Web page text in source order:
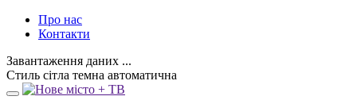
Про нас
Контакти
Завантаження даних ...
Стиль сітла темна автоматична